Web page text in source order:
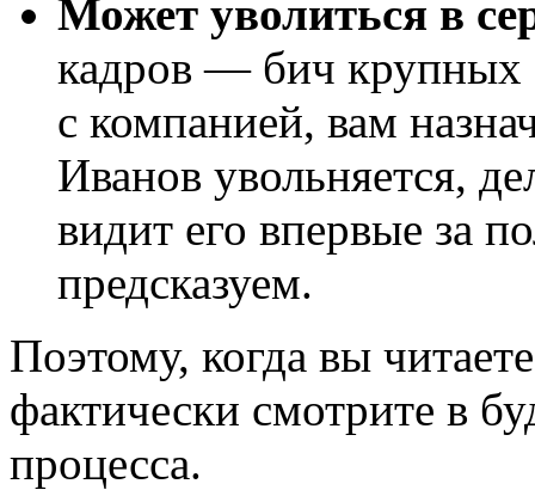
Может уволиться в
кадров — бич крупных
с компанией, вам
Иванов увольняется,
видит его впервые за
предсказуем.
Поэтому, когда вы
фактически смотрите в
процесса.